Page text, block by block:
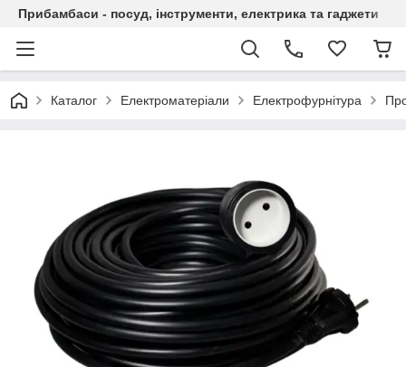
Прибамбаси - посуд, інструменти, електрика та гаджети
Каталог Електроматеріали Електрофурнітура